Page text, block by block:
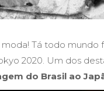
Tá todo
2020. Um dos
do Brasil ao